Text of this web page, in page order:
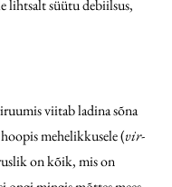
lihtsalt süütu debiilsus,
viitab ladina sõna
mehelikkusele (vir-
on kõik, mis on